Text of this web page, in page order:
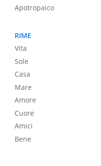
Apotropaico
RIME
Vita
Sole
Casa
Mare
Amore
Cuore
Amici
Bene